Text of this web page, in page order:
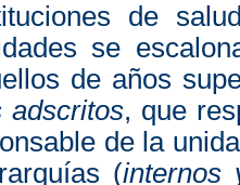
de
se
de años
adscritos, que
de la
(internos